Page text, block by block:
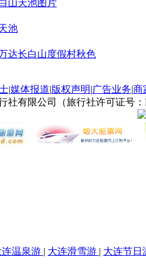
|媒体报道|版权声明|广告业务|商
社有限公司（旅行社许可证号：
连温泉游 | 大连滑雪游 | 大连节日